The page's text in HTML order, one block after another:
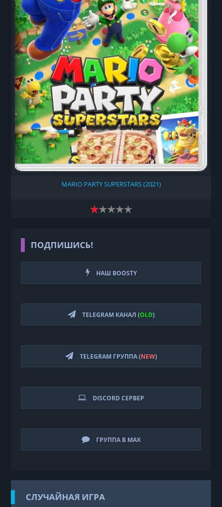
MARIO PARTY SUPERSTARS (2021)
ПОДПИШИСЬ!
НАШ BOOSTY
TELEGRAM КАНАЛ (OLD)
TELEGRAM ГРУППА (NEW)
DISCORD СЕРВЕР
ГРУППА В MAX
СЛУЧАЙНАЯ ИГРА